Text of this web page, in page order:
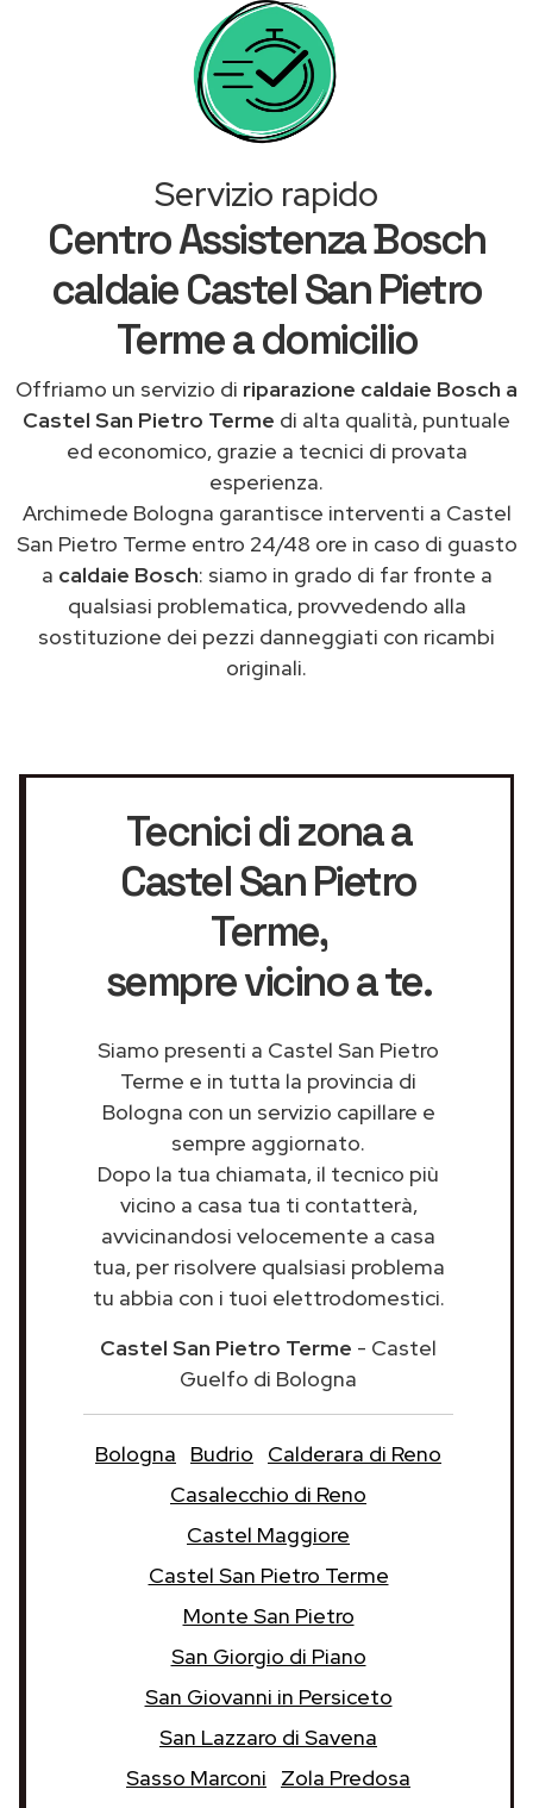
Servizio rapido
Centro Assistenza Bosch
caldaie Castel San Pietro
Terme a domicilio
Offriamo un servizio di riparazione caldaie Bosch a
Castel San Pietro Terme di alta qualità, puntuale
ed economico, grazie a tecnici di provata
esperienza.
Archimede Bologna garantisce interventi a Castel
San Pietro Terme entro 24/48 ore in caso di guasto
a caldaie Bosch: siamo in grado di far fronte a
qualsiasi problematica, provvedendo alla
sostituzione dei pezzi danneggiati con ricambi
originali.
Tecnici di zona a
Castel San Pietro
Terme,
sempre vicino a te.
Siamo presenti a Castel San Pietro
Terme e in tutta la provincia di
Bologna con un servizio capillare e
sempre aggiornato.
Dopo la tua chiamata, il tecnico più
vicino a casa tua ti contatterà,
avvicinandosi velocemente a casa
tua, per risolvere qualsiasi problema
tu abbia con i tuoi elettrodomestici.
Castel San Pietro Terme - Castel
Guelfo di Bologna
Bologna Budrio
Calderara di Reno
Casalecchio di Reno
Castel Maggiore
Castel San Pietro Terme
Monte San Pietro
San Giorgio di Piano
San Giovanni in Persiceto
San Lazzaro di Savena
Sasso Marconi
Zola Predosa